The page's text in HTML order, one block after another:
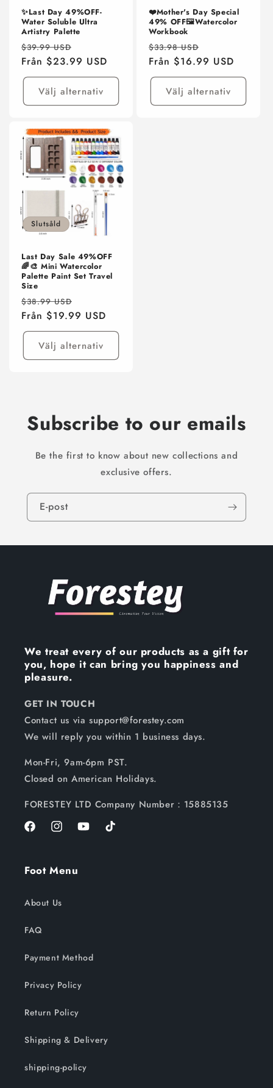
✨Last Day 49%OFF-
Water Soluble Ultra
Artistry Palette
Ordinarie
pris
$39.99 USD
Försäljningspris
Från $23.99 USD
Välj alternativ
❤️Mother's Day Special
49% OFF🖼️Watercolor
Workbook
Ordinarie
pris
$33.98 USD
Från $16.99 USD
Välj alternativ
Slutsåld
Last Day Sale 49%OFF
🌈🎨 Mini Watercolor
Palette Paint Set Travel
Size
Ordinarie
pris
$38.99 USD
Från $19.99 USD
Välj alternativ
Subscribe to our emails
Be the first to know about new collections and
exclusive offers.
E-post
We treat every of our products as a gift for
you, hope it can bring you happiness and
pleasure.
GET IN TOUCH
Contact us via support@forestey.com
We will reply you within 1 business days.
Mon-Fri, 9am-6pm PST.
Closed on American Holidays.
FORESTEY LTD Company Number：15885135
FacebookInstagramYouTubeTikTok
Foot Menu
About Us
FAQ
Payment Method
Privacy Policy
Return Policy
Shipping & Delivery
shipping-policy